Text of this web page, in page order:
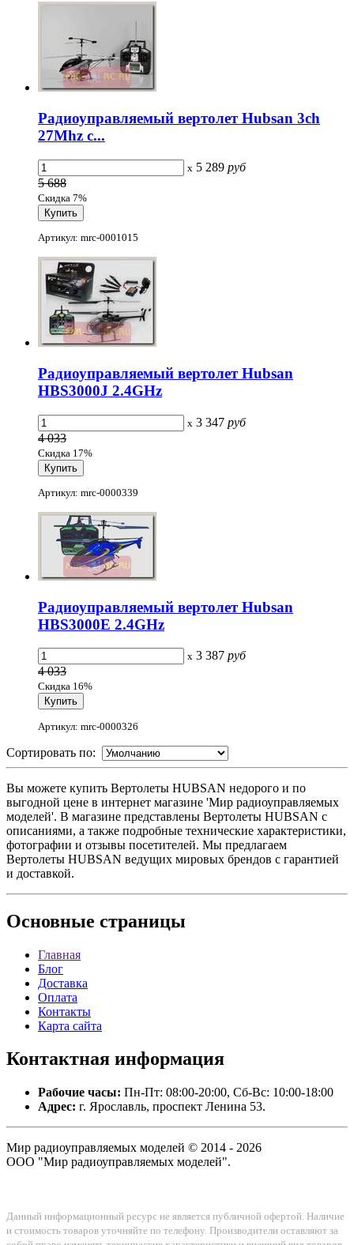
Радиоуправляемый вертолет Hubsan 3ch
27Mhz с...
x 5 289 руб
5 688
Скидка 7%
Артикул: mrc-0001015
Радиоуправляемый вертолет Hubsan
HBS3000J 2.4GHz
x 3 347 руб
4 033
Скидка 17%
Артикул: mrc-0000339
Радиоуправляемый вертолет Hubsan
HBS3000E 2.4GHz
x 3 387 руб
4 033
Скидка 16%
Артикул: mrc-0000326
Сортировать по:
Вы можете купить Вертолеты HUBSAN недорого и по
выгодной цене в интернет магазине 'Мир радиоуправляемых
моделей'. В магазине представлены Вертолеты HUBSAN с
описаниями, а также подробные технические характеристики,
фотографии и отзывы посетителей. Мы предлагаем
Вертолеты HUBSAN ведущих мировых брендов с гарантией
и доставкой.
Основные страницы
Главная
Блог
Доставка
Оплата
Контакты
Карта сайта
Контактная информация
Рабочие часы: Пн-Пт: 08:00-20:00, Сб-Вс: 10:00-18:00
Адрес: г. Ярославль, проспект Ленина 53.
Мир радиоуправляемых моделей © 2014 - 2026
ООО "Мир радиоуправляемых моделей".
Данный информационный ресурс не является публичной офертой. Наличие
и стоимость товаров уточняйте по телефону. Производители оставляют за